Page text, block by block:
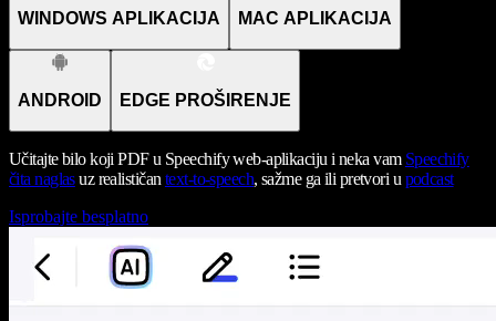
WINDOWS APLIKACIJA MAC APLIKACIJA
ANDROID EDGE PROŠIRENJE
Učitajte bilo koji PDF u Speechify web-aplikaciju i neka vam Speechify
čita naglasuz realističan text-to-speech, sažme ga ili pretvori u podcast
Isprobajte besplatno